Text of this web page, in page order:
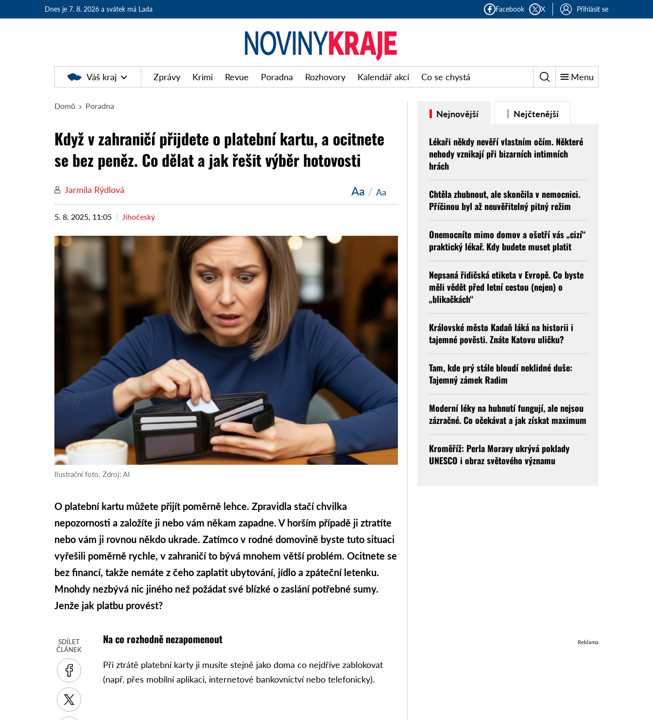
Dnes je 7. 8. 2026 a svátek má Lada Facebook X Přihlásit se
Noviny
kraje
Váš kraj Zprávy Krimi Revue Poradna Rozhovory Kalendář akcí Co se chystá Menu
Domů Poradna
Když v zahraničí přijdete o platební kartu, a ocitnete
se bez peněz. Co dělat a jak řešit výběr hotovosti
Jarmila Rýdlová Aa / Aa
5. 8. 2025, 11:05 Jihočeský
Ilustrační foto. Zdroj: AI
O platební kartu můžete přijít poměrně lehce. Zpravidla stačí chvilka
nepozornosti a založíte ji nebo vám někam zapadne. V horším případě ji ztratíte
nebo vám ji rovnou někdo ukrade. Zatímco v rodné domovině byste tuto situaci
vyřešili poměrně rychle, v zahraničí to bývá mnohem větší problém. Ocitnete se
bez financí, takže nemáte z čeho zaplatit ubytování, jídlo a zpáteční letenku.
Mnohdy nezbývá nic jiného než požádat své blízké o zaslání potřebné sumy.
Jenže jak platbu provést?
SDÍLET
ČLÁNEK
Na co rozhodně nezapomenout
Při ztrátě platební karty ji musíte stejně jako doma co nejdříve zablokovat
(např. přes mobilní aplikaci, internetové bankovnictví nebo telefonicky).
Nejnovější Nejčtenější
Lékaři někdy nevěří vlastním očím. Některé
nehody vznikají při bizarních intimních
hrách
Chtěla zhubnout, ale skončila v nemocnici.
Příčinou byl až neuvěřitelný pitný režim
Onemocníte mimo domov a ošetří vás „cizí“
praktický lékař. Kdy budete muset platit
Nepsaná řidičská etiketa v Evropě. Co byste
měli vědět před letní cestou (nejen) o
„blikačkách“
Královské město Kadaň láká na historii i
tajemné pověsti. Znáte Katovu uličku?
Tam, kde prý stále bloudí neklidné duše:
Tajemný zámek Radim
Moderní léky na hubnutí fungují, ale nejsou
zázračné. Co očekávat a jak získat maximum
Kroměříž: Perla Moravy ukrývá poklady
UNESCO i obraz světového významu
Reklama